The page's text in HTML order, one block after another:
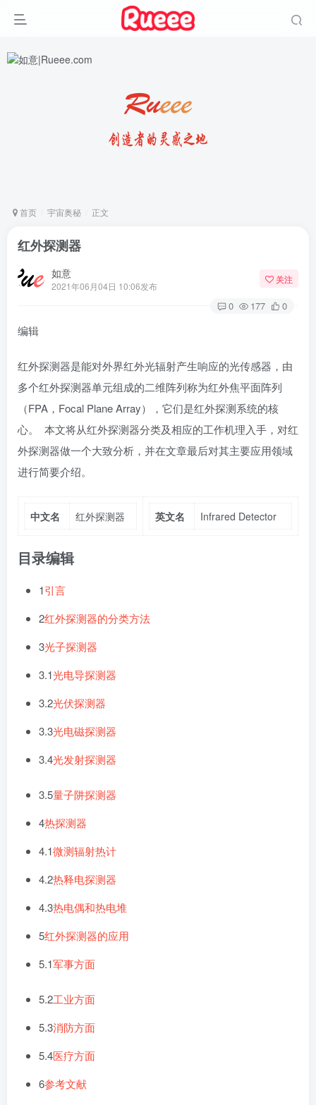
首页 宇宙奥秘 正文
红外探测器
如意
2021年06月04日 10:06发布
关注
0 177 0
编辑
红外探测器是能对外界红外光辐射产生响应的光传感器，由
多个红外探测器单元组成的二维阵列称为红外焦平面阵列
（FPA，Focal Plane Array），它们是红外探测系统的核
心。 本文将从红外探测器分类及相应的工作机理入手，对红
外探测器做一个大致分析，并在文章最后对其主要应用领域
进行简要介绍。
中文名 红外探测器 英文名 Infrared Detector
目录编辑
1引言
2红外探测器的分类方法
3光子探测器
3.1光电导探测器
3.2光伏探测器
3.3光电磁探测器
3.4光发射探测器
3.5量子阱探测器
4热探测器
4.1微测辐射热计
4.2热释电探测器
4.3热电偶和热电堆
5红外探测器的应用
5.1军事方面
5.2工业方面
5.3消防方面
5.4医疗方面
6参考文献